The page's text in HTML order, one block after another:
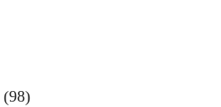
(98)